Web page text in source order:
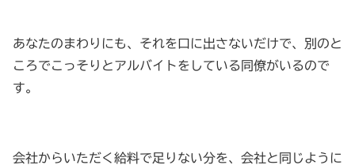
あなたのまわりにも、それを口に出さないだけで、別のと
ころでこっそりとアルバイトをしている同僚がいるので
す。
会社からいただく給料で足りない分を、会社と同じように